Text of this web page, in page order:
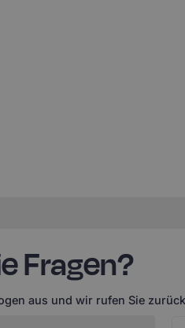
Fragen?
aus und wir rufen Sie